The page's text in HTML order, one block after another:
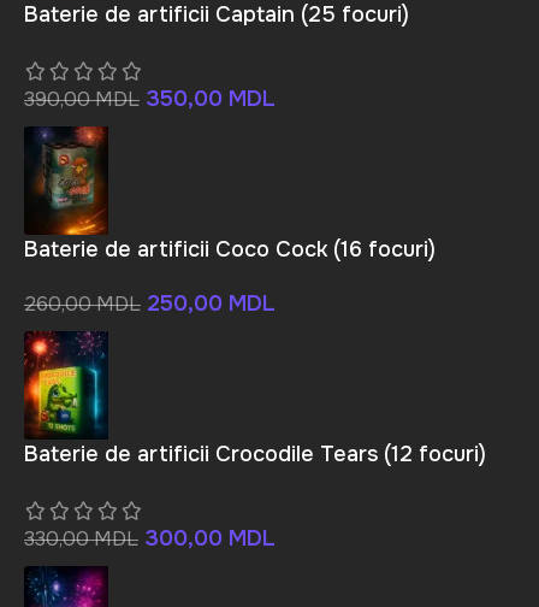
Baterie de artificii Captain (25 focuri)
390,00MDL 350,00 MDL
Baterie de artificii Coco Cock (16 focuri)
260,00MDL 250,00 MDL
Baterie de artificii Crocodile Tears (12 focuri)
330,00MDL 300,00 MDL